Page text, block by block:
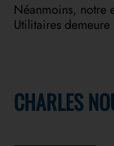
Néanmoins, notre
Utilitaires
CHARLES